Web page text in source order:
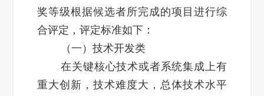
奖等级根据候选者所完成的项目进行综
合评定，评定标准如下：
（一）技术开发类
在关键核心技术或者系统集成上有
重大创新，技术难度大，总体技术水平